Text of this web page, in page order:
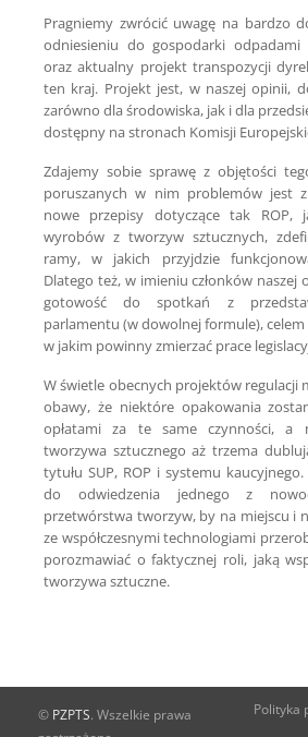
Pragniemy zwrócić uwagę na bardzo
odniesieniu do gospodarki odpadami
oraz aktualny projekt transpozycji
ten kraj. Projekt jest, w naszej opinii,
zarówno dla środowiska, jak i dla
dostępny na stronach Komisji
Zdajemy sobie sprawę z objętości
poruszanych w nim problemów jest
nowe przepisy dotyczące tak ROP,
wyrobów z tworzyw sztucznych,
ramy, w jakich przyjdzie
Dlatego też, w imieniu członków naszej
gotowość do spotkań z
parlamentu (w dowolnej formule),
w jakim powinny zmierzać prace
W świetle obecnych projektów regulacji
obawy, że niektóre opakowania
opłatami za te same czynności, a
tworzywa sztucznego aż trzema
tytułu SUP, ROP i systemu
do odwiedzenia jednego z
przetwórstwa tworzyw, by na miejscu i
ze współczesnymi technologiami
porozmawiać o faktycznej roli, jaką
tworzywa sztuczne.
© PZPTS. Wszelkie prawa
Polityka